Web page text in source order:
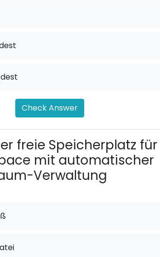
Check Answer
freie Speicherplatz für
mit automatischer
Verwaltung